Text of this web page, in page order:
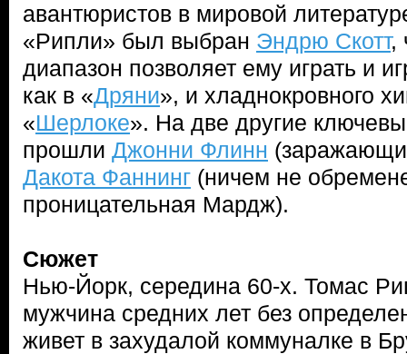
авантюристов в мировой
«Рипли» был выбран Эндрю Скотт,
диапазон позволяет ему играть и
как в «Дряни», и хладнокровного
«Шерлоке». На две другие
прошли Джонни Флинн
Дакота Фаннинг (ничем не
проницательная Мардж).
Сюжет
Нью-Йорк, середина 60-х. Томас
мужчина средних лет без
живет в захудалой коммуналке в